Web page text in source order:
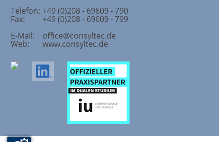
Telefon: +49 (0)208 - 69609 - 790
Fax:
+49 (0)208 - 69609 - 799
E-Mail:
office@consyltec.de
Web: www.consyltec.de